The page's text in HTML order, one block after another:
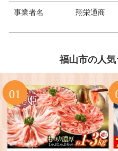
事業者名 翔栄通商
福山市の人